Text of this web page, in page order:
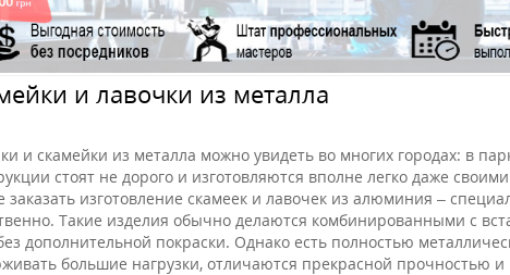
и лавочки из металла
и скамейки из металла можно увидеть во многих городах: в
стоят не дорого и изготовляются вполне легко даже
заказать изготовление скамеек и лавочек из алюминия –
Такие изделия обычно делаются комбинированными с
дополнительной покраски. Однако есть полностью
большие нагрузки, отличаются прекрасной прочностью и